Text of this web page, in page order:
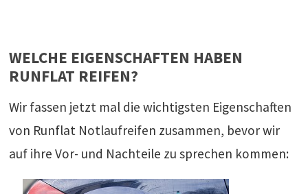
WELCHE EIGENSCHAFTEN HABEN
RUNFLAT REIFEN?
Wir fassen jetzt mal die wichtigsten Eigenschaften
von Runflat Notlaufreifen zusammen, bevor wir
auf ihre Vor- und Nachteile zu sprechen kommen: